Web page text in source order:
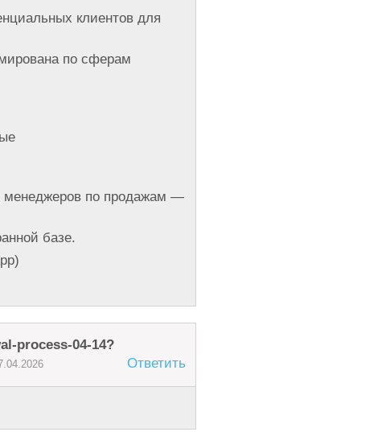
клиентов для
по сферам
менеджеров по продажам —
базе.
process-04-14?
Ответить